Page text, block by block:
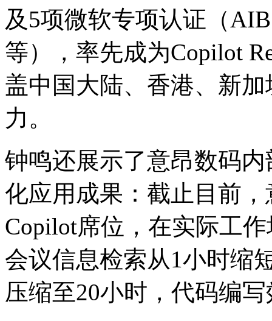
及5项微软专项认证（
等），率先成为
盖中国大陆、香港、
力。
钟鸣还展示了意昂数码
化应用成果：截止目前
Copilot席位，在实际
会议信息检索从1小时缩短
压缩至20小时，代码